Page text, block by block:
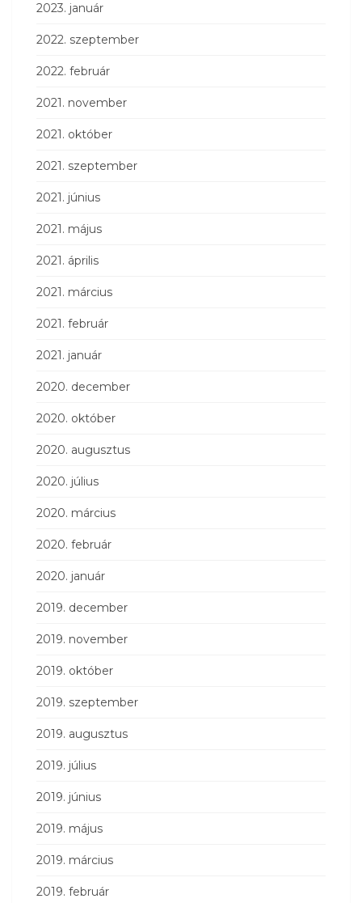
2023. január
2022. szeptember
2022. február
2021. november
2021. október
2021. szeptember
2021. június
2021. május
2021. április
2021. március
2021. február
2021. január
2020. december
2020. október
2020. augusztus
2020. július
2020. március
2020. február
2020. január
2019. december
2019. november
2019. október
2019. szeptember
2019. augusztus
2019. július
2019. június
2019. május
2019. március
2019. február